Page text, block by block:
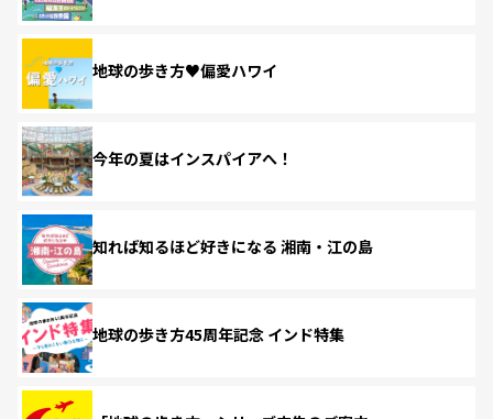
地球の歩き方♥偏愛ハワイ
今年の夏はインスパイアへ！
知れば知るほど好きになる 湘南・江の島
地球の歩き方45周年記念 インド特集